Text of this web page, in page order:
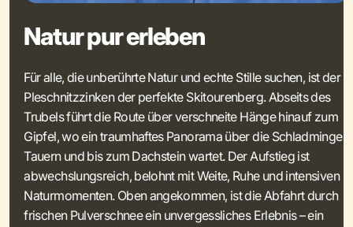
Natur pur erleben
Für alle, die unberührte Natur und echte Stille suchen, ist der
Pleschnitzzinken der perfekte Skitourenberg. Abseits des
Trubels führt die Route über verschneite Hänge hinauf zum
Gipfel, wo ein traumhaftes Panorama über die Schladminger
Tauern und bis zum Dachstein wartet. Der Aufstieg ist
abwechslungsreich, belohnt mit Weite, Ruhe und intensiven
Naturmomenten. Oben angekommen, ist die Abfahrt durch
frischen Pulverschnee ein unvergessliches Erlebnis – ein